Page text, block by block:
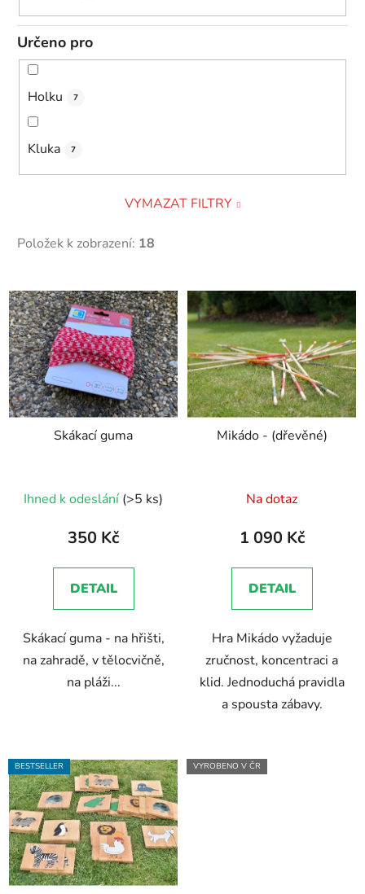
Určeno pro
Holku 7
Kluka 7
VYMAZAT FILTRY
Položek k zobrazení: 18
V
ý
p
i
s
p
r
Skákací guma
Ihned k odeslání (>5 ks)
350 Kč
DETAIL
Skákací guma - na hřišti,
na zahradě, v tělocvičně,
na pláži...
Mikádo - (dřevěné)
hodnocení
produktu
5,0
z
hvězdiček.
Na dotaz
1 090 Kč
DETAIL
Hra Mikádo vyžaduje
zručnost, koncentraci a
klid. Jednoduchá pravidla
a spousta zábavy.
BESTSELLER VYROBENO V ČR